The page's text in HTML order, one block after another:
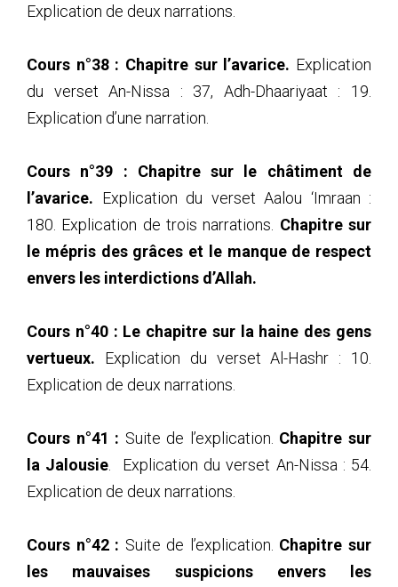
Explication de deux narrations.
Cours n°38 : Chapitre sur l’avarice. Explication
du verset An-Nissa : 37, Adh-Dhaariyaat : 19.
Explication d’une narration.
Cours n°39 :
Chapitre sur le châtiment de
l’avarice. Explication du verset Aalou ‘Imraan :
180. Explication de trois narrations. Chapitre sur
le mépris des grâces et le manque de respect
envers les interdictions d’Allah.
Cours n°40 : Le chapitre sur la haine des gens
vertueux. Explication du verset Al-Hashr : 10.
Explication de deux narrations.
Cours n°41 : Suite de l’explication. Chapitre sur
la Jalousie
Explication du verset An-Nissa : 54.
Explication de deux narrations.
Cours n°42 : Suite de l’explication. Chapitre sur
les mauvaises suspicions envers les